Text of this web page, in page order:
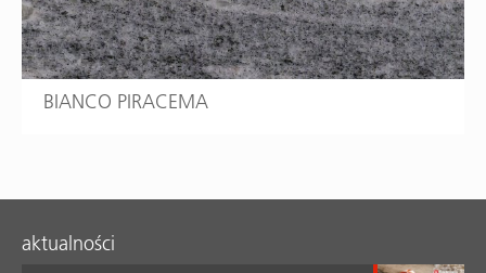
BIANCO PIRACEMA
aktualności